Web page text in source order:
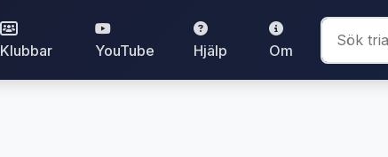
Klubbar YouTube Hjälp Om